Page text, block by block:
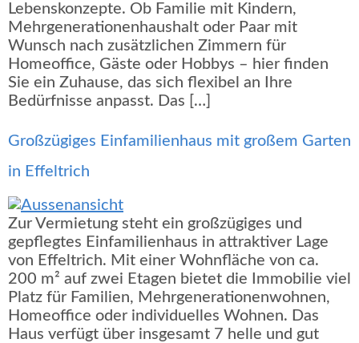
Lebenskonzepte. Ob Familie mit Kindern,
Mehrgenerationenhaushalt oder Paar mit
Wunsch nach zusätzlichen Zimmern für
Homeoffice, Gäste oder Hobbys – hier finden
Sie ein Zuhause, das sich flexibel an Ihre
Bedürfnisse anpasst. Das […]
Großzügiges Einfamilienhaus mit großem Garten
in Effeltrich
Zur Vermietung steht ein großzügiges und
gepflegtes Einfamilienhaus in attraktiver Lage
von Effeltrich. Mit einer Wohnfläche von ca.
200 m² auf zwei Etagen bietet die Immobilie viel
Platz für Familien, Mehrgenerationenwohnen,
Homeoffice oder individuelles Wohnen. Das
Haus verfügt über insgesamt 7 helle und gut